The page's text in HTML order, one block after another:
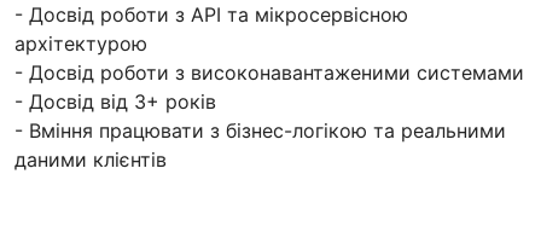
- Досвід роботи з API та мікросервісною
архітектурою
- Досвід роботи з високонавантаженими системами
- Досвід від 3+ років
- Вміння працювати з бізнес-логікою та реальними
даними клієнтів